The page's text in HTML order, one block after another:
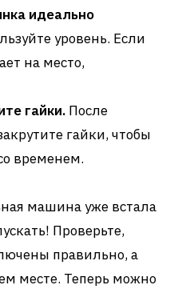
идеально
уровень. Если
на место,
гайки. После
гайки, чтобы
временем.
машина уже встала
Проверьте,
правильно, а
месте. Теперь можно